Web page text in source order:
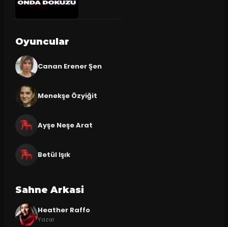
Oyuncular
Canan Erener Şen
Menekşe Özyiğit
Ayşe Neşe Arat
Betül Işık
Sahne Arkasi
Heather Raffo
Yazar